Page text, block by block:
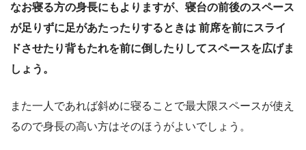
なお寝る方の身長にもよりますが、寝台の前後のスペース
が足りずに足があたったりするときは 前席を前にスライ
ドさせたり背もたれを前に倒したりしてスペースを広げま
しょう。
また一人であれば斜めに寝ることで最大限スペースが使え
るので身長の高い方はそのほうがよいでしょう。